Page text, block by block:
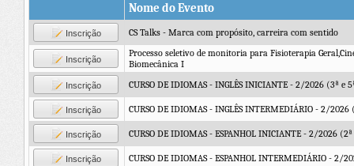
Nome do Evento
Inscrição CS Talks - Marca com propósito, carreira com sentido
Inscrição
Processo seletivo de monitoria para Fisioterapia
Biomecânica I
Inscrição CURSO DE IDIOMAS - INGLÊS INICIANTE - 2/2026 (3ª e
Inscrição CURSO DE IDIOMAS - INGLÊS INTERMEDIÁRIO - 2/2026
Inscrição CURSO DE IDIOMAS - ESPANHOL INICIANTE - 2/2026
Inscrição CURSO DE IDIOMAS - ESPANHOL INTERMEDIÁRIO - 2/